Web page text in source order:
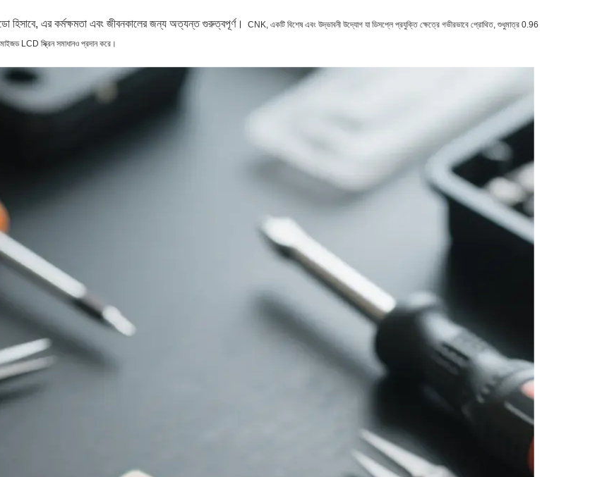
হিসাবে, এর কর্মক্ষমতা এবং জীবনকালের জন্য অত্যন্ত গুরুত্বপূর্ণ।
CNK, একটি বিশেষ এবং উদ্ভাবনী উদ্যোগ যা ডিসপ্লে প্রযুক্তি ক্ষেত্রে গভীরভাবে প্রোথিত, শুধুমাত্র 0.96
LCD স্ক্রিন সমাধানও প্রদান করে।